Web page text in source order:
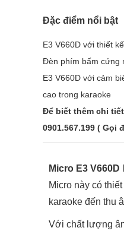
Đặc điểm nổi bật
E3 V660D với thiết
Đèn phím bấm cứng
E3 V660D với cảm
cao trong karaoke
Để biết thêm chi
0901.567.199 (
Micro E3 V660D
Micro này có
karaoke đến thu
Với chất lượng